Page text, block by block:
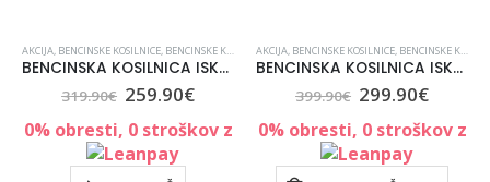
AKCIJA, BENCINSKE KOSILNICE, BENCINSKE KOSILNICE ,KOSILNICE,KOSILNICE, VRT IN ORODJE,VRT IN
BENCINSKA KOSILNICA ISKRA HG53SMH-B
319.90€ 259.90€
0% obresti, 0 stroškov z
AKCIJA, BENCINSKE KOSILNICE, BENCINSKE KOSILNICE
BENCINSKA KOSILNICA ISKRA HG56SMH-BS675EXi
399.90€ 299.90€
0% obresti, 0 stroškov z